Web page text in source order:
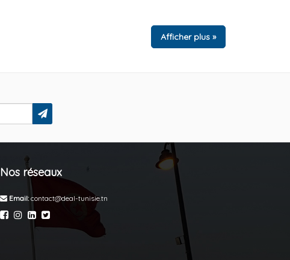
Afficher plus »
Nos réseaux
Email: contact@deal-tunisie.tn